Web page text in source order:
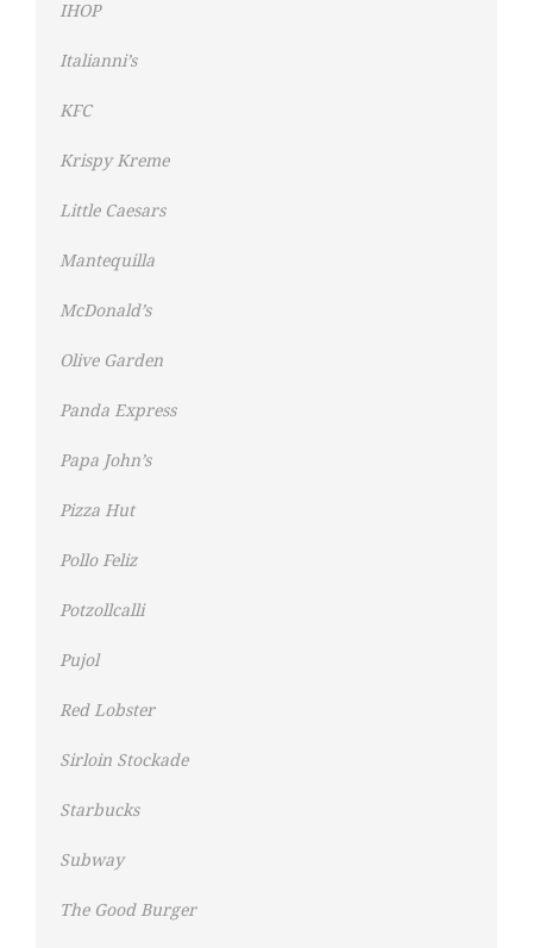
IHOP
Italianni’s
KFC
Krispy Kreme
Little Caesars
Mantequilla
McDonald’s
Olive Garden
Panda Express
Papa John’s
Pizza Hut
Pollo Feliz
Potzollcalli
Pujol
Red Lobster
Sirloin Stockade
Starbucks
Subway
The Good Burger